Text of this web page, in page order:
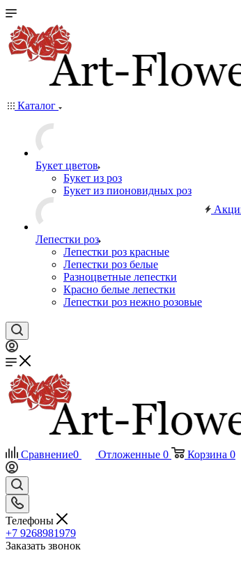
Каталог
Букет цветов
Букет из роз
Букет из пионовидных роз
Лепестки роз
Лепестки роз красные
Лепестки роз белые
Разноцветные лепестки
Красно белые лепестки
Лепестки роз нежно розовые
Сравнение0 Отложенные 0 Корзина 0
Телефоны
+7 9268981979
Заказать звонок